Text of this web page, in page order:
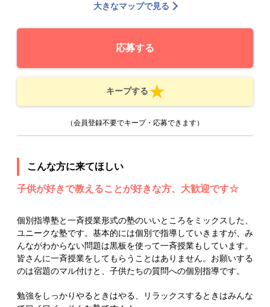
大きなマップで見る
応募する
キープする
（会員登録不要でキープ・応募できます）
こんな方に来てほしい
子供が好きで教えることが好きな方、大歓迎です☆
個別指導塾と一斉授業形式の塾のいいところをミックスした、
ユニークな塾です。基本的には個別で指導していきますが、み
んながわからない問題は黒板を使って一斉授業もしています。
皆さんに一斉授業をしてもらうことはありません。お願いする
のは宿題のマル付けと、子供たちの質問への個別指導です。
勉強をしっかりやるときはやる、リラックスするときはみんな